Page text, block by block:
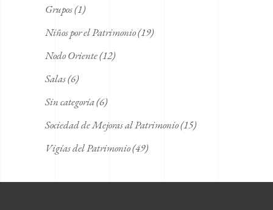
Grupos(1)
Niños por el Patrimonio(19)
Nodo Oriente(12)
Salas(6)
Sin categoría(6)
Sociedad de Mejoras al Patrimonio(15)
Vigías del Patrimonio(49)